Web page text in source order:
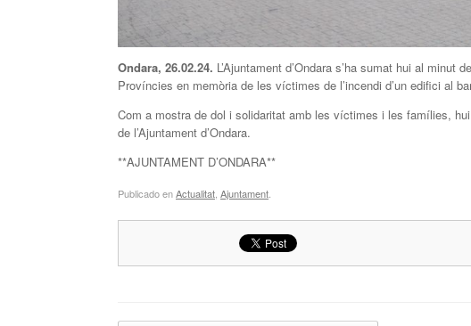
Ondara, 26.02.24. L’Ajuntament d’Ondara s’ha sumat hui al
Províncies en memòria de les víctimes de l’incendi d’un edifici al
Com a mostra de dol i solidaritat amb les víctimes i les famílies,
de l’Ajuntament d’Ondara.
**AJUNTAMENT D’ONDARA**
Publicado enActualitat, Ajuntament.